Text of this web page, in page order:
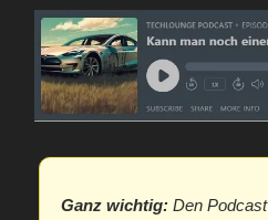
Ganz wichtig: Den